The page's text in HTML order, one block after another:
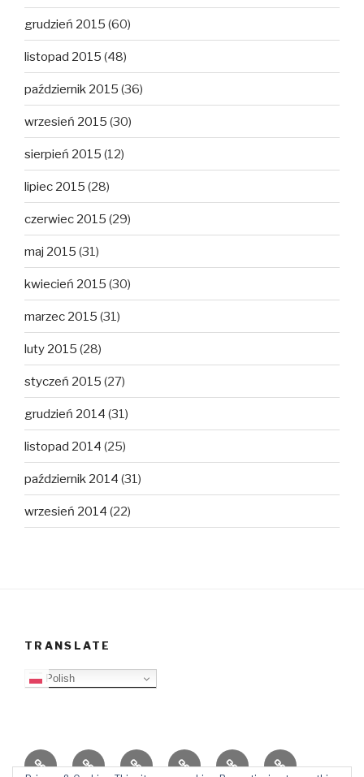
grudzień 2015 (60)
listopad 2015 (48)
październik 2015 (36)
wrzesień 2015 (30)
sierpień 2015 (12)
lipiec 2015 (28)
czerwiec 2015 (29)
maj 2015 (31)
kwiecień 2015 (30)
marzec 2015 (31)
luty 2015 (28)
styczeń 2015 (27)
grudzień 2014 (31)
listopad 2014 (25)
październik 2014 (31)
wrzesień 2014 (22)
TRANSLATE
Polish
O
Top
Ewangelizacja
Father Video
PB